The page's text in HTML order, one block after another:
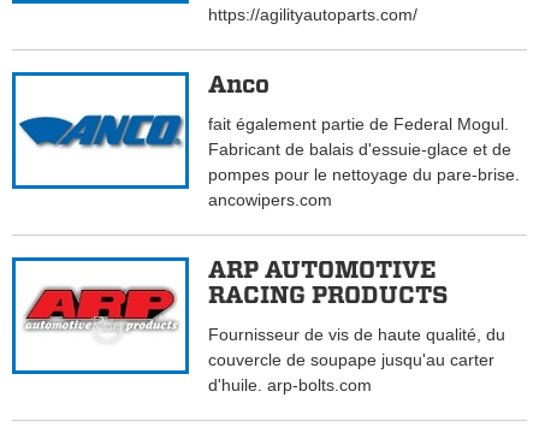
https://agilityautoparts.com/
Anco
fait également partie de Federal Mogul.
Fabricant de balais d'essuie-glace et de
pompes pour le nettoyage du pare-brise.
ancowipers.com
ARP AUTOMOTIVE
RACING PRODUCTS
Fournisseur de vis de haute qualité, du
couvercle de soupape jusqu'au carter
d'huile. arp-bolts.com